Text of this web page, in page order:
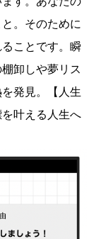
。そのために
ことです。瞬
卸しや夢リス
発見。【人生
叶える人生へ